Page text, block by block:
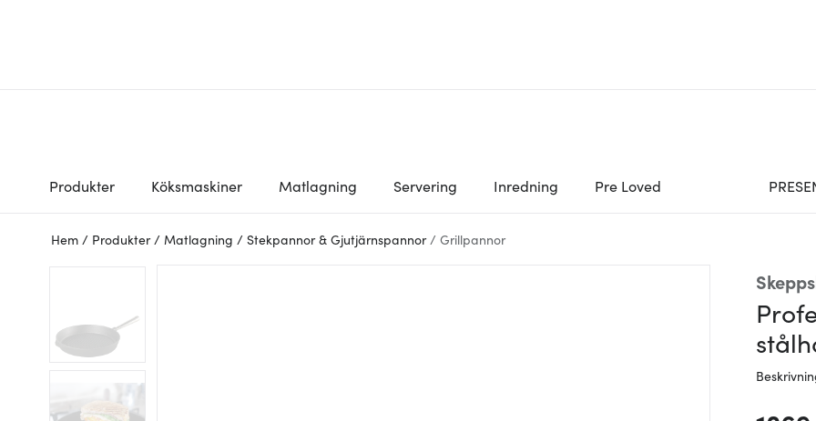
Produkter Köksmaskiner Matlagning Servering Inredning Pre Loved
Hem / Produkter / Matlagning / Stekpannor & Gjutjärnspannor / Grillpannor